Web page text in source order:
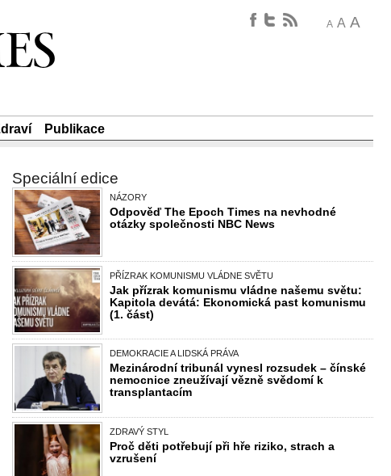
A A A
Publikace
Speciální edice
NÁZORY
Odpověď The Epoch Times na nevhodné
otázky společnosti NBC News
PŘÍZRAK KOMUNISMU VLÁDNE SVĚTU
Jak přízrak komunismu vládne našemu světu:
Kapitola devátá: Ekonomická past komunismu
(1. část)
DEMOKRACIE A LIDSKÁ PRÁVA
Mezinárodní tribunál vynesl rozsudek – čínské
nemocnice zneužívají vězně svědomí k
transplantacím
ZDRAVÝ STYL
Proč děti potřebují při hře riziko, strach a
vzrušení